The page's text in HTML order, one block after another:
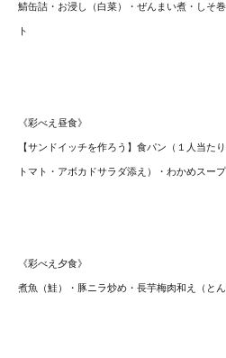
鯖缶詰・お浸し（白菜）・ぜんまい煮・しそ
ト
《彩べえ昼食》
【サンドイッチを作ろう】食パン（１人当たり
トマト・アボカドサラダ添え）・ わかめスープ
《彩べえ夕食》
煮魚（鮭）・豚ニラ炒め・長芋梅肉和え（と